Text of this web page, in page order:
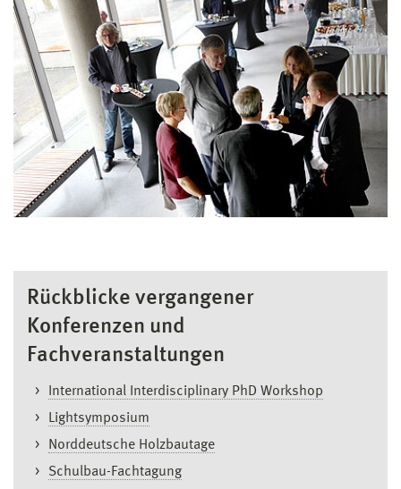
Rückblicke vergangener
Konferenzen und
Fachveranstaltungen
International Interdisciplinary PhD Workshop
Lightsymposium
Norddeutsche Holzbautage
Schulbau-Fachtagung